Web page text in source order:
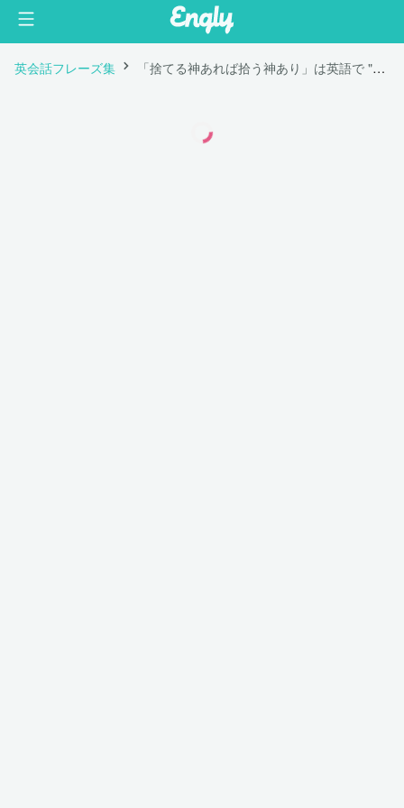
英会話フレーズ集 「捨てる神あれば拾う神あり」は英語で "When one door shuts, another opens."